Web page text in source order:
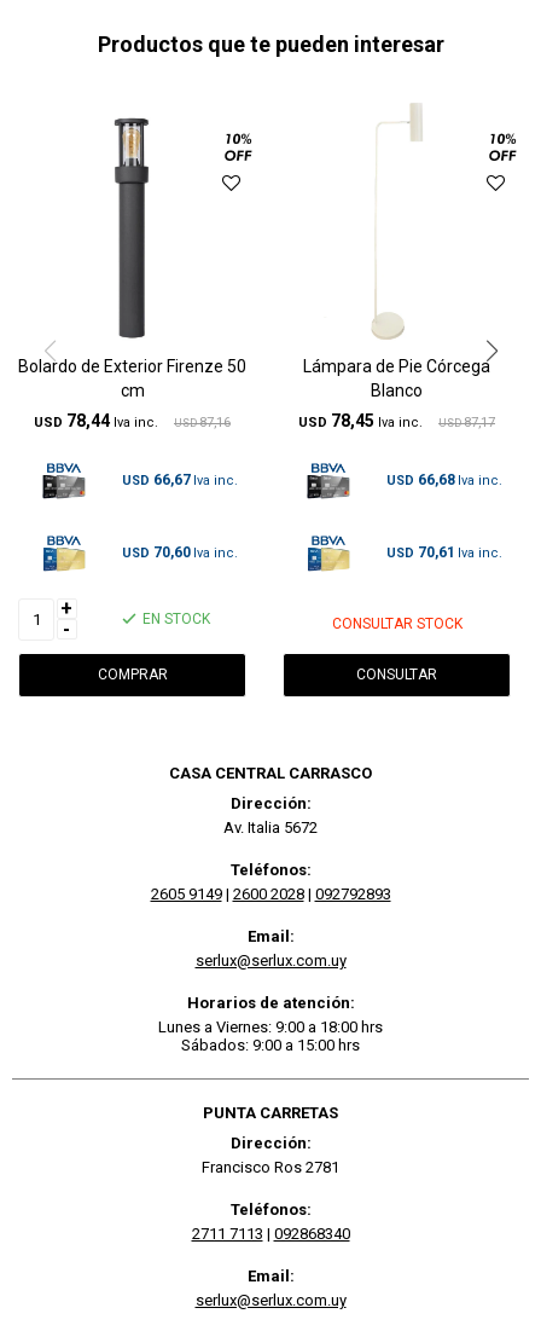
Productos que te pueden interesar
Bolardo de Exterior Firenze 50
cm
USD 78,44 USD 87,16
USD 66,67
USD 70,60
+
-
EN STOCK
Lámpara de Pie Córcega
Blanco
USD 78,45 USD 87,17
USD 66,68
USD 70,61
CONSULTAR STOCK
CONSULTAR
CASA CENTRAL CARRASCO
Dirección:
Av. Italia 5672
Teléfonos:
2605 9149| 2600 2028| 092792893
Email:
serlux@serlux.com.uy
Horarios de atención:
Lunes a Viernes: 9:00 a 18:00 hrs
Sábados: 9:00 a 15:00 hrs
PUNTA CARRETAS
Dirección:
Francisco Ros 2781
Teléfonos:
2711 7113 | 092868340
Email:
serlux@serlux.com.uy